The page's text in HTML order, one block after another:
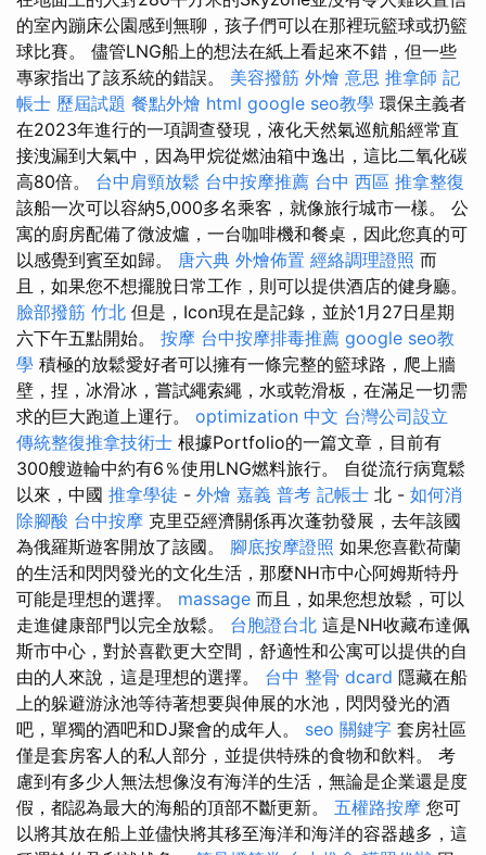
的室內蹦床公園感到無聊，孩子們可以在那裡玩籃球或扔籃
球比賽。 儘管LNG船上的想法在紙上看起來不錯，但一些
專家指出了該系統的錯誤。 美容撥筋 外燴 意思 推拿師 記
帳士 歷屆試題 餐點外燴 html google seo教學 環保主義者
在2023年進行的一項調查發現，液化天然氣巡航船經常直
接洩漏到大氣中，因為甲烷從燃油箱中逸出，這比二氧化碳
高80倍。 台中肩頸放鬆 台中按摩推薦 台中 西區 推拿整復
該船一次可以容納5,000多名乘客，就像旅行城市一樣。 公
寓的廚房配備了微波爐，一台咖啡機和餐桌，因此您真的可
以感覺到賓至如歸。 唐六典 外燴佈置 經絡調理證照 而
且，如果您不想擺脫日常工作，則可以提供酒店的健身廳。
臉部撥筋 竹北 但是，Icon現在是記錄，並於1月27日星期
六下午五點開始。 按摩 台中按摩排毒推薦 google seo教
學 積極的放鬆愛好者可以擁有一條完整的籃球路，爬上牆
壁，捏，冰滑冰，嘗試繩索繩，水或乾滑板，在滿足一切需
求的巨大跑道上運行。 optimization 中文 台灣公司設立
傳統整復推拿技術士 根據Portfolio的一篇文章，目前有
300艘遊輪中約有6％使用LNG燃料旅行。 自從流行病寬鬆
以來，中國 推拿學徒 - 外燴 嘉義 普考 記帳士 北 - 如何消
除腳酸 台中按摩 克里亞經濟關係再次蓬勃發展，去年該國
為俄羅斯遊客開放了該國。 腳底按摩證照 如果您喜歡荷蘭
的生活和閃閃發光的文化生活，那麼NH市中心阿姆斯特丹
可能是理想的選擇。 massage 而且，如果您想放鬆，可以
走進健康部門以完全放鬆。 台胞證台北 這是NH收藏布達佩
斯市中心，對於喜歡更大空間，舒適性和公寓可以提供的自
由的人來說，這是理想的選擇。 台中 整骨 dcard 隱藏在船
上的躲避游泳池等待著想要與伸展的水池，閃閃發光的酒
吧，單獨的酒吧和DJ聚會的成年人。 seo 關鍵字 套房社區
僅是套房客人的私人部分，並提供特殊的食物和飲料。 考
慮到有多少人無法想像沒有海洋的生活，無論是企業還是度
假，都認為最大的海船的頂部不斷更新。 五權路按摩 您可
以將其放在船上並儘快將其移至海洋和海洋的容器越多，這